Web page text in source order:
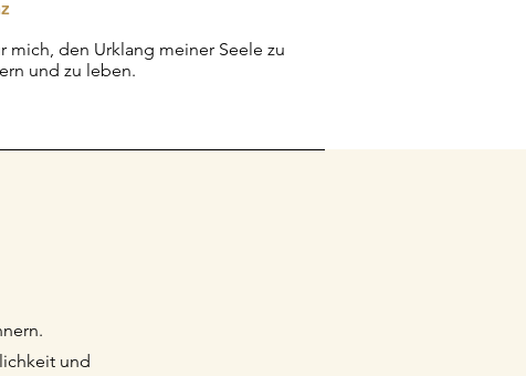
mich, den Urklang meiner Seele zu
und zu leben.
und